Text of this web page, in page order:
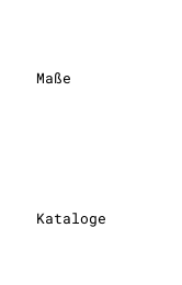
Maße
Kataloge